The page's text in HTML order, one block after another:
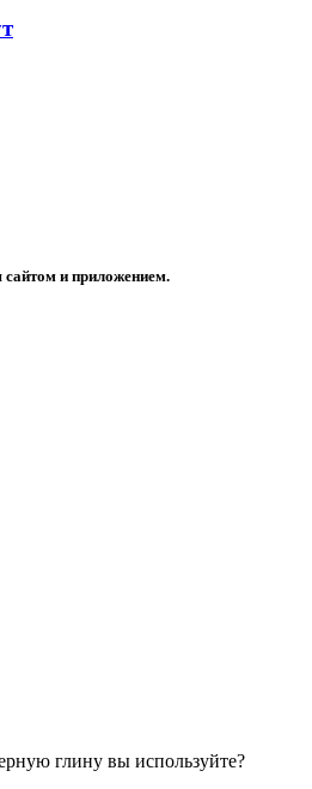
и приложением.
глину вы используйте?